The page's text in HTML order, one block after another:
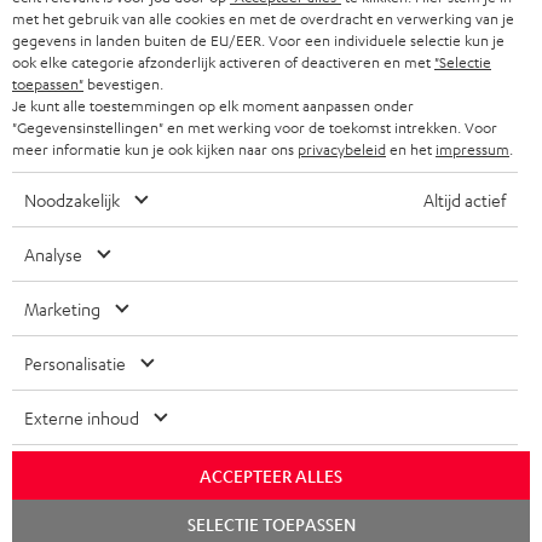
met het gebruik van alle cookies en met de overdracht en verwerking van je
gegevens in landen buiten de EU/EER. Voor een individuele selectie kun je
ook elke categorie afzonderlijk activeren of deactiveren en met "Selectie
toepassen" bevestigen.
Je kunt alle toestemmingen op elk moment aanpassen onder
"Gegevensinstellingen" en met werking voor de toekomst intrekken. Voor
meer informatie kun je ook kijken naar ons privacybeleiden het impressum
Noodzakelijk Altijd actief
Analyse
Marketing
Personalisatie
Externe inhoud
ACCEPTEER ALLES
SELECTIE TOEPASSEN